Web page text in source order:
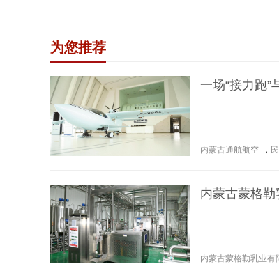
为您推荐
一场“接力跑”
内蒙古通航航空 ，
内蒙古蒙格勒
内蒙古蒙格勒乳业有